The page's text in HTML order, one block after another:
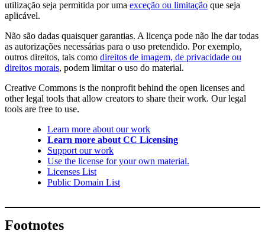
utilização seja permitida por uma exceção ou limitação que seja
aplicável.
Não são dadas quaisquer garantias. A licença pode não lhe dar todas
as autorizações necessárias para o uso pretendido. Por exemplo,
outros direitos, tais como direitos de imagem, de privacidade ou
direitos morais, podem limitar o uso do material.
Creative Commons is the nonprofit behind the open licenses and
other legal tools that allow creators to share their work. Our legal
tools are free to use.
Learn more about our work
Learn more about CC Licensing
Support our work
Use the license for your own material.
Licenses List
Public Domain List
Footnotes